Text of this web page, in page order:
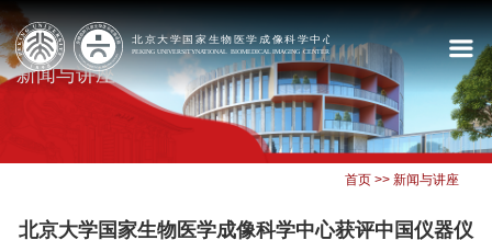
新闻与讲座
首页 >> 新闻与讲座
北京大学国家生物医学成像科学中心获评中国仪器仪